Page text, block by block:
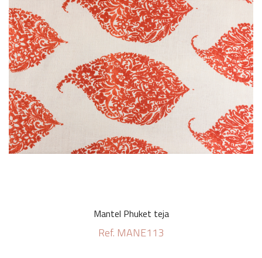
Mantel Phuket teja
Ref. MANE113